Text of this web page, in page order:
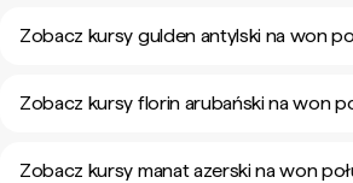
Zobacz kursy gulden antylski na won
Zobacz kursy florin arubański na won
Zobacz kursy manat azerski na won